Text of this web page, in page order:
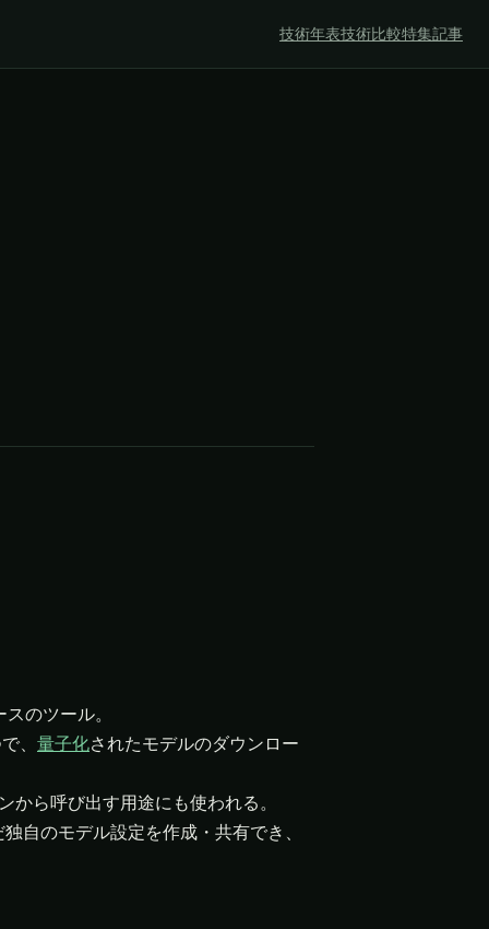
技術年表技術比較特集記事
のツール。
、 量子化されたモデルのダウンロー
ら呼び出す用途にも使われる。
自のモデル設定を作成・共有でき、